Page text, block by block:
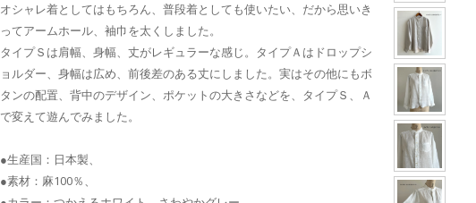
オシャレ着としてはもちろん、普段着としても使いたい、だから思いき
ってアームホール、袖巾を太くしました。
タイプＳは肩幅、身幅、丈がレギュラーな感じ。タイプＡはドロップシ
ョルダー、身幅は広め、前後差のある丈にしました。実はその他にもボ
タンの配置、背中のデザイン、ポケットの大きさなどを、タイプＳ、Ａ
で変えて遊んでみました。
●生産国：日本製、
●素材：麻100％、